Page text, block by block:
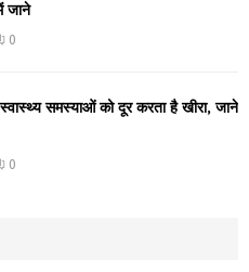
जाने
0
समस्याओं को दूर करता है खीरा, जाने
0